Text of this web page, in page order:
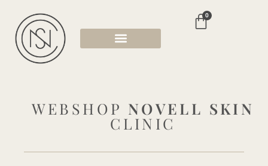
0
WEBSHOP NOVELL SKIN
CLINIC